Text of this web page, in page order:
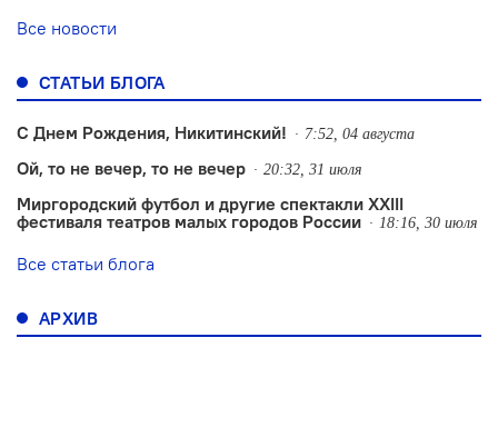
Все новости
СТАТЬИ БЛОГА
С Днем Рождения, Никитинский! 7:52, 04 августа
Ой, то не вечер, то не вечер 20:32, 31 июля
Миргородский футбол и другие спектакли XXIII
фестиваля театров малых городов России
18:16, 30 июля
Все статьи блога
АРХИВ